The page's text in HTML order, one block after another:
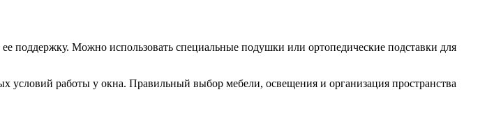
поддержку. Можно использовать специальные подушки или ортопедические подставки для
работы у окна. Правильный выбор мебели, освещения и организация пространства